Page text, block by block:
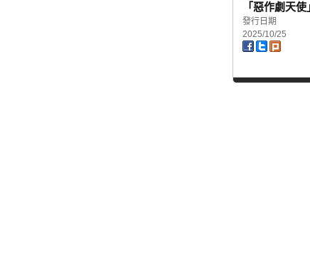
「惡作劇天
發行日期
2025/10/25